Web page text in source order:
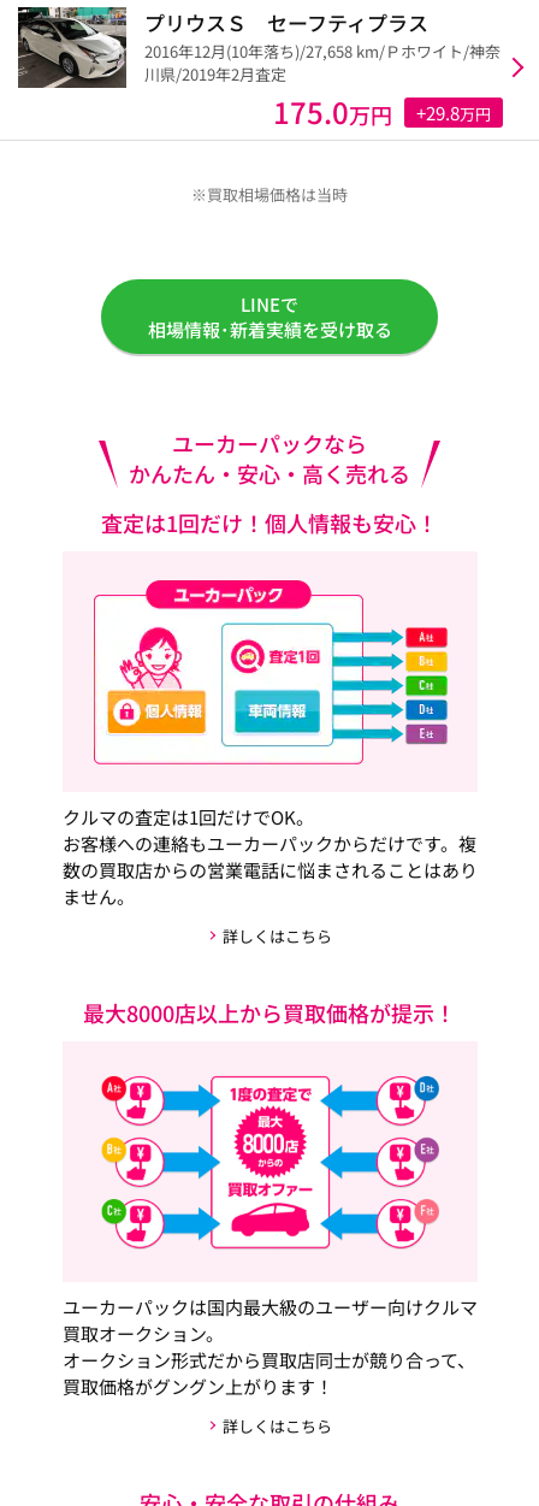
プリウスＳ セーフティプラス
2016年12月(10年落ち)/27,658 km/Ｐホワイト/神奈
川県/2019年2月査定
175.0万円 +29.8万円
※買取相場価格は当時
LINEで
相場情報･新着実績を受け取る
ユーカーパックなら
かんたん・安心・高く売れる
査定は1回だけ！個人情報も安心！
クルマの査定は1回だけでOK。
お客様への連絡もユーカーパックからだけです。複
数の買取店からの営業電話に悩まされることはあり
ません。
詳しくはこちら
最大8000店以上から買取価格が提示！
ユーカーパックは国内最大級のユーザー向けクルマ
買取オークション。
オークション形式だから買取店同士が競り合って、
買取価格がグングン上がります！
詳しくはこちら